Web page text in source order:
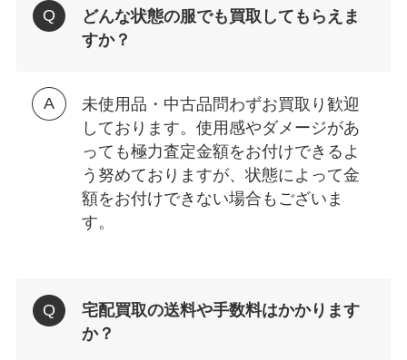
どんな状態の服でも買取してもらえま
すか？
未使用品・中古品問わずお買取り歓迎
しております。使用感やダメージがあ
っても極力査定金額をお付けできるよ
う努めておりますが、状態によって金
額をお付けできない場合もございま
す。
宅配買取の送料や手数料はかかります
か？